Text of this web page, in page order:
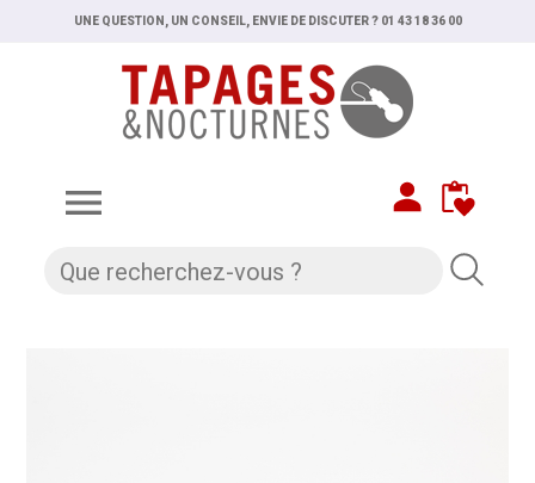
UNE QUESTION, UN CONSEIL, ENVIE DE DISCUTER ? 01 43 18 36 00
